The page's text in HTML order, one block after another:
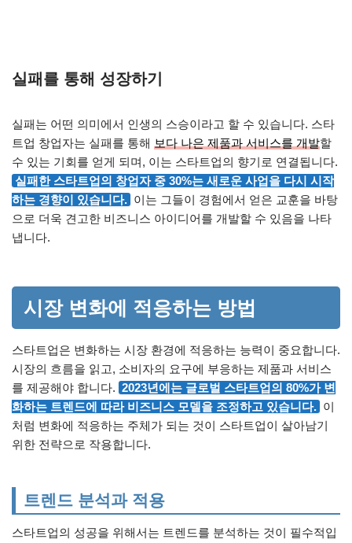
실패를 통해 성장하기
실패는 어떤 의미에서 인생의 스승이라고 할 수 있습니다. 스타
트업 창업자는 실패를 통해 보다 나은 제품과 서비스를 개발할
수 있는 기회를 얻게 되며, 이는 스타트업의 향기로 연결됩니다.
실패한 스타트업의 창업자 중 30%는 새로운 사업을 다시 시작
하는 경향이 있습니다. 이는 그들이 경험에서 얻은 교훈을 바탕
으로 더욱 견고한 비즈니스 아이디어를 개발할 수 있음을 나타
냅니다.
시장 변화에 적응하는 방법
스타트업은 변화하는 시장 환경에 적응하는 능력이 중요합니다.
시장의 흐름을 읽고, 소비자의 요구에 부응하는 제품과 서비스
를 제공해야 합니다. 2023년에는 글로벌 스타트업의 80%가 변
화하는 트렌드에 따라 비즈니스 모델을 조정하고 있습니다. 이
처럼 변화에 적응하는 주체가 되는 것이 스타트업이 살아남기
위한 전략으로 작용합니다.
트렌드 분석과 적용
스타트업의 성공을 위해서는 트렌드를 분석하는 것이 필수적입